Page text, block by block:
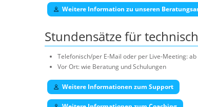
Weitere Information zu unseren
Stundensätze für
Telefonisch/per E-Mail oder per Live-Meeting:
Vor Ort: wie Beratung und Schulungen
Weitere Informationen zum Support